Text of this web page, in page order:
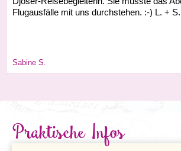
Flugausfälle mit uns durchstehen. :-) L. + S.
Sabine S.
Praktische Infos